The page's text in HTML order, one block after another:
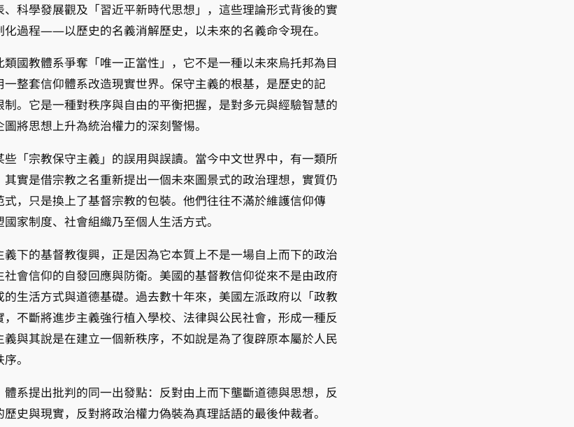
科學發展觀及「習近平新時代思想」，這些理論形式背後的實
化過程——以歷史的名義消解歷史，以未來的名義命令現在。
國教體系爭奪「唯一正當性」，它不是一種以未來烏托邦為目
整套信仰體系改造現實世界。保守主義的根基，是歷史的記
。它是一種對秩序與自由的平衡把握，是對多元與經驗智慧的
將思想上升為統治權力的深刻警惕。
「宗教保守主義」的誤用與誤讀。當今中文世界中，有一類所
實是借宗教之名重新提出一個未來圖景式的政治理想，實質仍
，只是換上了基督宗教的包裝。他們往往不滿於維護信仰傳
家制度、社會組織乃至個人生活方式。
下的基督教復興，正是因為它本質上不是一場自上而下的政治
會信仰的自發回應與防衛。美國的基督教信仰從來不是由政府
生活方式與道德基礎。過去數十年來，美國左派政府以「政教
不斷將進步主義強行植入學校、法律與公民社會，形成一種反
與其說是在建立一個新秩序，不如說是為了復辟原本屬於人民
。
系提出批判的同一出發點：反對由上而下壟斷道德與思想，反
史與現實，反對將政治權力偽裝為真理話語的最後仲裁者。